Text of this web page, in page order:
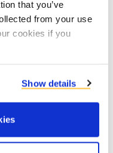
that you’ve
from your use
cookies if you
Show details
de tonnes
dans
de
et de